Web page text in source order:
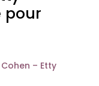
pour
– Etty